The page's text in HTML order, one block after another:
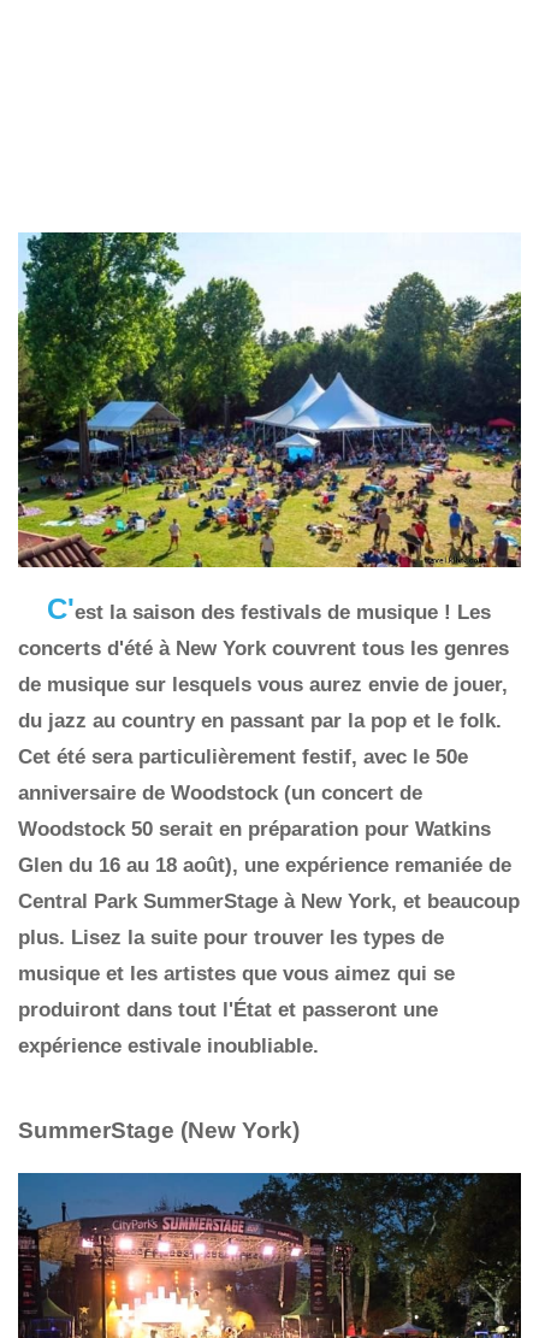
C'est la saison des festivals de musique ! Les
concerts d'été à New York couvrent tous les genres
de musique sur lesquels vous aurez envie de jouer,
du jazz au country en passant par la pop et le folk.
Cet été sera particulièrement festif, avec le 50e
anniversaire de Woodstock (un concert de
Woodstock 50 serait en préparation pour Watkins
Glen du 16 au 18 août), une expérience remaniée de
Central Park SummerStage à New York, et beaucoup
plus. Lisez la suite pour trouver les types de
musique et les artistes que vous aimez qui se
produiront dans tout l'État et passeront une
expérience estivale inoubliable.
SummerStage (New York)